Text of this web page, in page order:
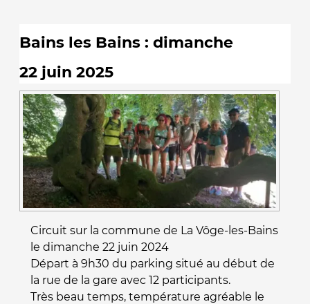
Bains les Bains : dimanche
22 juin 2025
Circuit sur la commune de La Vôge-les-Bains
le dimanche 22 juin 2024
Départ à 9h30 du parking situé au début de
la rue de la gare avec 12 participants.
Très beau temps, température agréable le